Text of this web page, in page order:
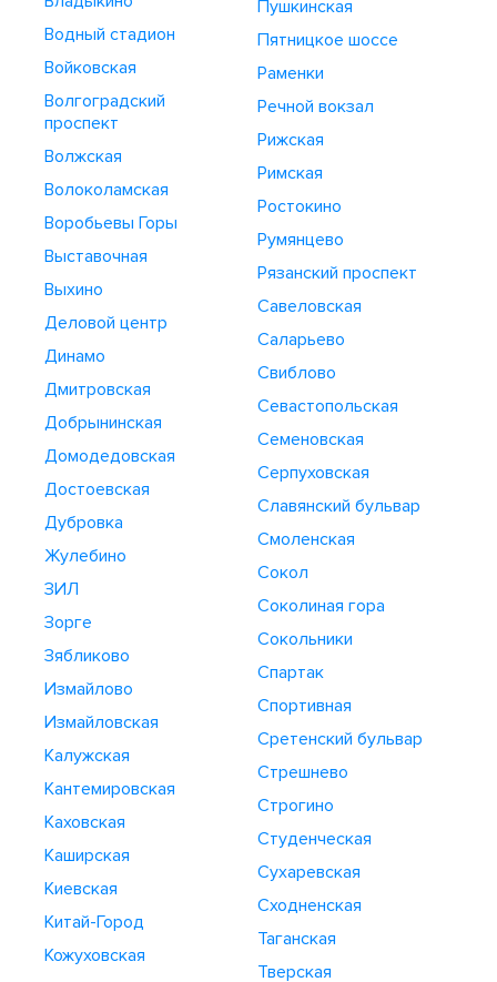
Водный стадион
Войковская
Волгоградский
проспект
Волжская
Волоколамская
Воробьевы Горы
Выставочная
Выхино
Деловой центр
Динамо
Дмитровская
Добрынинская
Домодедовская
Достоевская
Дубровка
Жулебино
ЗИЛ
Зорге
Зябликово
Измайлово
Измайловская
Калужская
Кантемировская
Каховская
Каширская
Киевская
Китай-Город
Кожуховская
Пушкинская
Пятницкое шоссе
Раменки
Речной вокзал
Рижская
Римская
Ростокино
Румянцево
Рязанский проспект
Савеловская
Саларьево
Свиблово
Севастопольская
Семеновская
Серпуховская
Славянский бульвар
Смоленская
Сокол
Соколиная гора
Сокольники
Спартак
Спортивная
Сретенский бульвар
Стрешнево
Строгино
Студенческая
Сухаревская
Сходненская
Таганская
Тверская